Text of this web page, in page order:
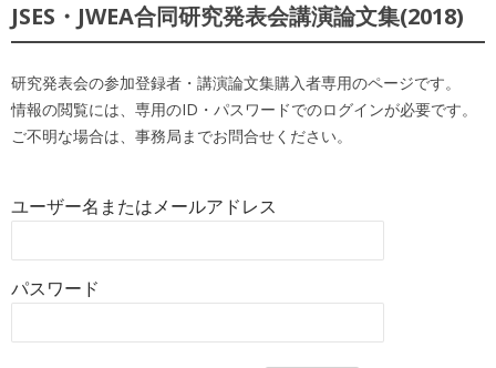
JSES・JWEA合同研究発表会講演論文集(2018)
研究発表会の参加登録者・講演論文集購入者専用のページです。
情報の閲覧には、専用のID・パスワードでのログインが必要です。
ご不明な場合は、事務局までお問合せください。
ユーザー名またはメールアドレス
パスワード